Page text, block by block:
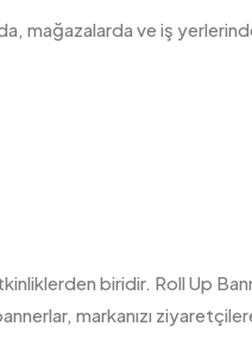
mağazalarda ve iş
biridir. Roll Up
markanızı